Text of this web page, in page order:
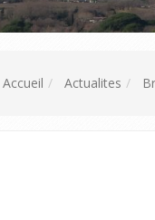
Accueil Actualites